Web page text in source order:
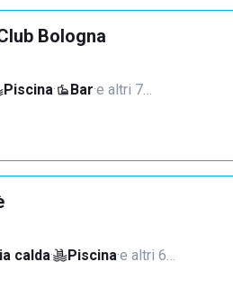
Bologna
Piscina· Bar·e altri 7…
calda· Piscina·e altri 6…